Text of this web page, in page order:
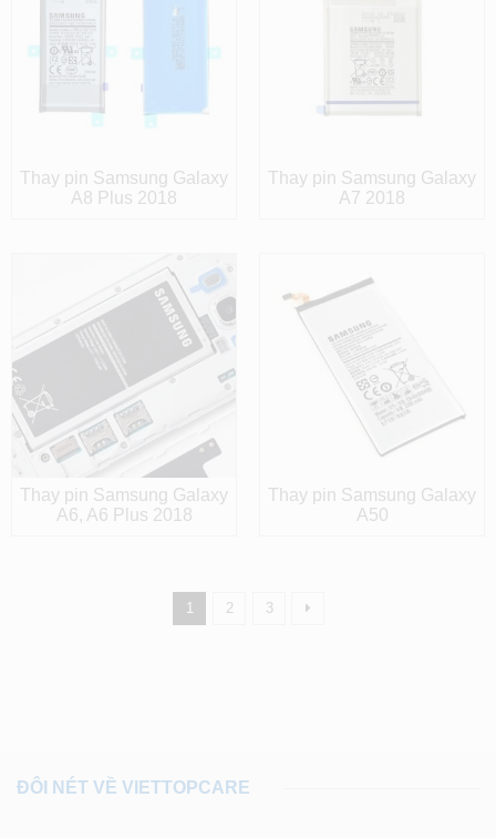
Thay pin Samsung Galaxy
A8 Plus 2018
Thay pin Samsung Galaxy
A7 2018
Thay pin Samsung Galaxy
A6, A6 Plus 2018
Thay pin Samsung Galaxy
A50
1 2 3
ĐÔI NÉT VỀ VIETTOPCARE